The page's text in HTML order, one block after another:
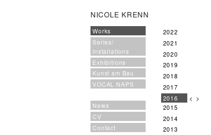
NICOLE KRENN
Works
Series/
Installations
Exhibitions
Kunst am Bau
VOCAL NAPS
News
CV
Contact
2022
2021
2020
2019
2018
2017
2016
< >
2015
2014
2013